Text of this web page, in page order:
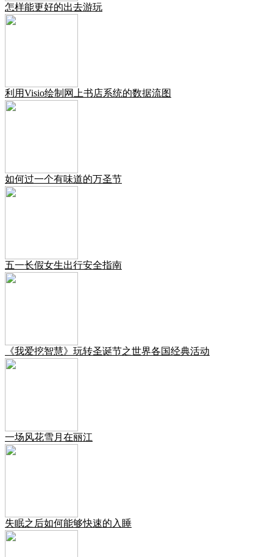
怎样能更好的出去游玩
利用Visio绘制网上书店系统的数据流图
如何过一个有味道的万圣节
五一长假女生出行安全指南
《我爱挖智慧》玩转圣诞节之世界各国经典活动
一场风花雪月在丽江
失眠之后如何能够快速的入睡